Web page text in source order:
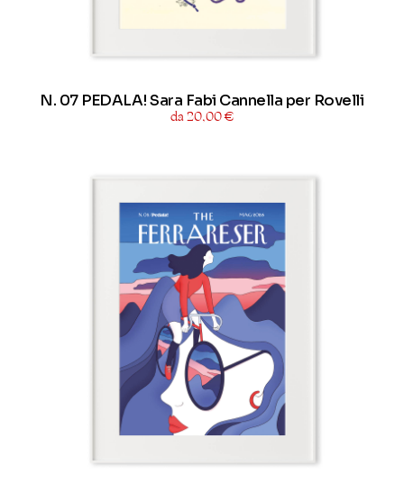
N. 07 PEDALA! Sara Fabi Cannella per Rovelli
da 20,00 €